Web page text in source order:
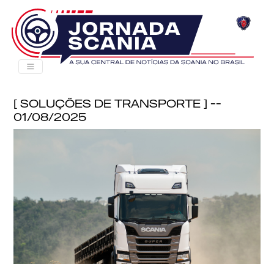
[ Soluções de Transporte ] --
01/08/2025